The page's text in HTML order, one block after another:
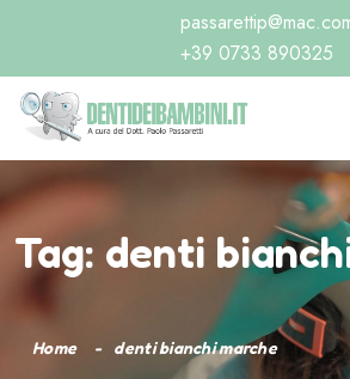
+39 0733 890325
Tag: denti
Home denti bianchi marche